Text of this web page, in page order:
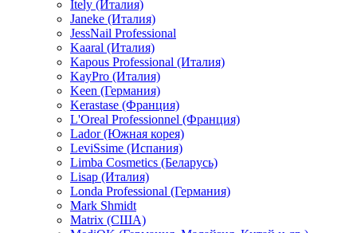
Itely (Италия)
Janeke (Италия)
JessNail Professional
Kaaral (Италия)
Kapous Professional (Италия)
KayPro (Италия)
Keen (Германия)
Kerastase (Франция)
L'Oreal Professionnel (Франция)
Lador (Южная корея)
LeviSsime (Испания)
Limba Cosmetics (Беларусь)
Lisap (Италия)
Londa Professional (Германия)
Mark Shmidt
Matrix (США)